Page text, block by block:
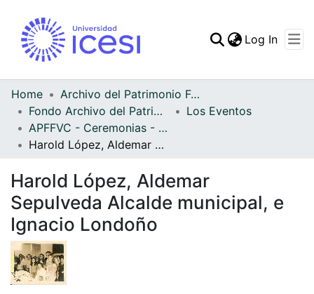
Statistics
Log In
Home
Archivo del Patrimonio Fotográfico y Fílmico del Valle del Cauca
Fondo Archivo del Patrimonio Fotográfico y Fílmico del Valle del Cauca
Los Eventos
APFFVC - Ceremonias - Patrimonial
Harold López, Aldemar Sepulveda Alcalde municipal, e Ignacio Londoño
Harold López, Aldemar
Sepulveda Alcalde municipal, e
Ignacio Londoño